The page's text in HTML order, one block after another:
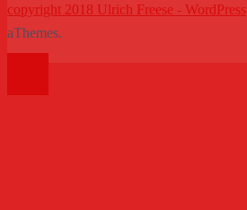
copyright 2018 Ulrich Freese - WordPress
aThemes.